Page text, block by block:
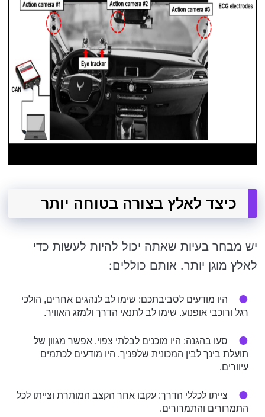
כיצד לאלץ בצורה בטוחה יותר
יש מבחר בעיות שאתה יכול להיות לעשות כדי
לאלץ מוגן יותר. אותם כוללים:
היו מודעים לסביבתכם: שימו לב לנהגים אחרים, הולכי
רגל ורוכבי אופנוע. שימו לב לתנאי הדרך ולמזג האוויר.
סעו בהגנה: היו מוכנים לבלתי צפוי. אפשר מגוון של
תועלת בינך לבין המכונית שלפניך. היו מודעים לכתמים
עיוורים.
צייתו לכללי הדרך: עקבו אחר הקצב המותרת וצייתו לכל
התמרורים והתמרורים.